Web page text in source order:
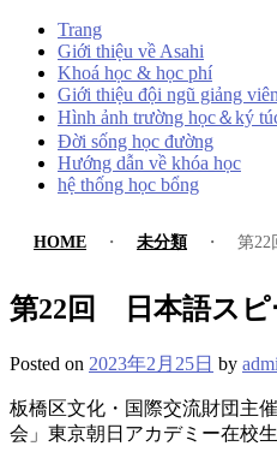
Trang
Giới thiệu về Asahi
Khoá học & học phí
Giới thiệu đội ngũ giảng
Hình ảnh trường học＆ký
Đời sống học đường
Hướng dẫn về khóa học
hệ thống học bổng
HOME ・ 未分類 ・ 第
第22回 日本語スピ
Posted on 2023年2月25日 by
板橋区文化・国際交流財団主
会」東京朝日アカデミー在校生